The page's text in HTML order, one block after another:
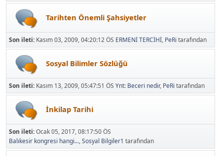
Tarihten Önemli Şahsiyetler
Son ileti: Kasım 03, 2009, 04:20:12 ÖS ERMENİ TERCİHİ, PeRi tarafından
Sosyal Bilimler Sözlüğü
Son ileti: Kasım 13, 2009, 05:47:51 ÖS Ynt: Beceri nedir, PeRi tarafından
İnkilap Tarihi
Son ileti:Ocak 05, 2017, 08:17:50 ÖS
Balıkesir kongresi hangi...,Sosyal Bilgiler1 tarafından